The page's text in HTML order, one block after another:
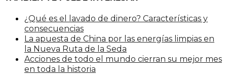
¿Qué es el lavado de dinero? Características y
consecuencias
La apuesta de China por las energías limpias en
la Nueva Ruta de la Seda
Acciones de todo el mundo cierran su mejor mes
en toda la historia